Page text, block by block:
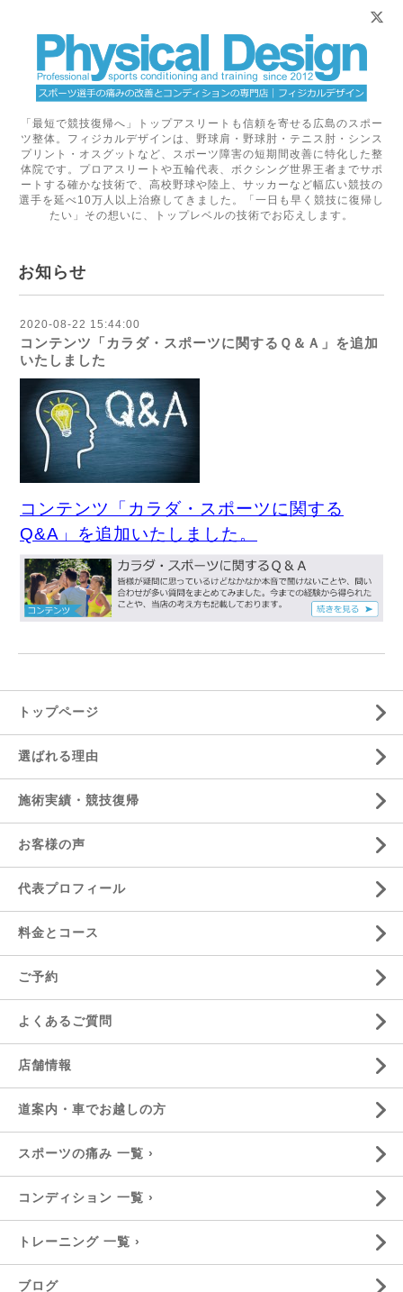
「最短で競技復帰へ」トップアスリートも信頼を寄せる広島のスポー
ツ整体。フィジカルデザインは、野球肩・野球肘・テニス肘・シンス
プリント・オスグットなど、スポーツ障害の短期間改善に特化した整
体院です。プロアスリートや五輪代表、ボクシング世界王者までサポ
ートする確かな技術で、高校野球や陸上、サッカーなど幅広い競技の
選手を延べ10万人以上治療してきました。「一日も早く競技に復帰し
たい」その想いに、トップレベルの技術でお応えします。
お知らせ
2020-08-22 15:44:00
コンテンツ「カラダ・スポーツに関するＱ＆Ａ」を追加
いたしました
コンテンツ「カラダ・スポーツに関する
Q&A」を追加いたしました。
トップページ
選ばれる理由
施術実績・競技復帰
お客様の声
代表プロフィール
料金とコース
ご予約
よくあるご質問
店舗情報
道案内・車でお越しの方
スポーツの痛み 一覧 ›
コンディション 一覧 ›
トレーニング 一覧 ›
ブログ